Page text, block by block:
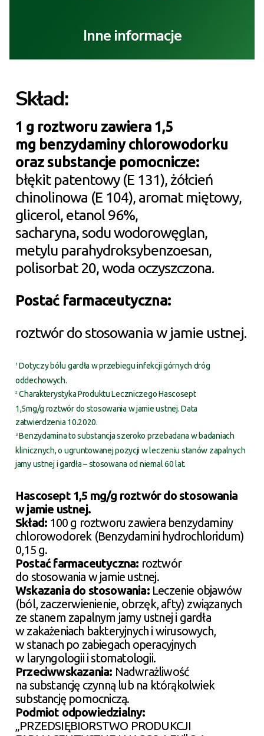
Inne informacje
Skład:
1 g roztworu zawiera 1,5
mg benzydaminy chlorowodorku
oraz substancje pomocnicze:
błękit patentowy (E 131), żółcień
chinolinowa (E 104), aromat miętowy,
glicerol, etanol 96%,
sacharyna, sodu wodorowęglan,
metylu parahydroksybenzoesan,
polisorbat 20, woda oczyszczona.
Postać farmaceutyczna:
roztwór do stosowania w jamie ustnej.
1 Dotyczy bólu gardła w przebiegu infekcji górnych dróg
oddechowych.
2Charakterystyka Produktu Leczniczego Hascosept
1,5mg/g roztwór do stosowania w jamie ustnej. Data
zatwierdzenia 10.2020.
3Benzydamina to substancja szeroko przebadana w badaniach
klinicznych, o ugruntowanej pozycji w leczeniu stanów zapalnych
jamy ustnej i gardła – stosowana od niemal 60 lat.
Hascosept 1,5 mg/g roztwór do stosowania
w jamie ustnej.
Skład: 100 g roztworu zawiera benzydaminy
chlorowodorek (Benzydamini hydrochloridum)
0,15 g.
Postać farmaceutyczna: roztwór
do stosowania w jamie ustnej.
Wskazania do stosowania:Leczenie objawów
(ból, zaczerwienienie, obrzęk, afty) związanych
ze stanem zapalnym jamy ustnej i gardła
w zakażeniach bakteryjnych i wirusowych,
w stanach po zabiegach operacyjnych
w laryngologii i stomatologii.
Przeciwwskazania: Nadwrażliwość
na substancję czynną lub na którąkolwiek
substancję pomocniczą.
Podmiot odpowiedzialny:
„PRZEDSIĘBIORSTWO PRODUKCJI